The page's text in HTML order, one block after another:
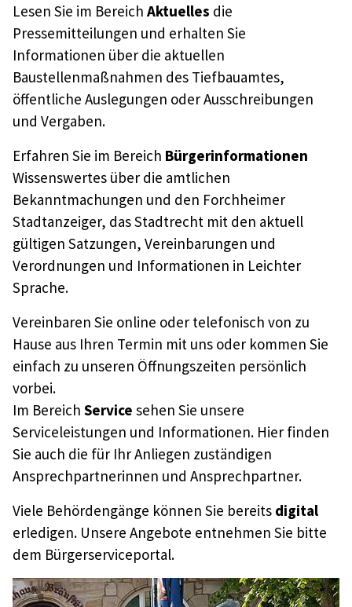
Lesen Sie im Bereich Aktuelles die
Pressemitteilungen und erhalten Sie
Informationen über die aktuellen
Baustellenmaßnahmen des Tiefbauamtes,
öffentliche Auslegungen oder Ausschreibungen
und Vergaben.
Erfahren Sie im Bereich Bürgerinformationen
Wissenswertes über die amtlichen
Bekanntmachungen und den Forchheimer
Stadtanzeiger, das Stadtrecht mit den aktuell
gültigen Satzungen, Vereinbarungen und
Verordnungen und Informationen in Leichter
Sprache.
Vereinbaren Sie online oder telefonisch von zu
Hause aus Ihren Termin mit uns oder kommen Sie
einfach zu unseren Öffnungszeiten persönlich
vorbei.
Im Bereich Service sehen Sie unsere
Serviceleistungen und Informationen. Hier finden
Sie auch die für Ihr Anliegen zuständigen
Ansprechpartnerinnen und Ansprechpartner.
Viele Behördengänge können Sie bereits digital
erledigen. Unsere Angebote entnehmen Sie bitte
dem Bürgerserviceportal.